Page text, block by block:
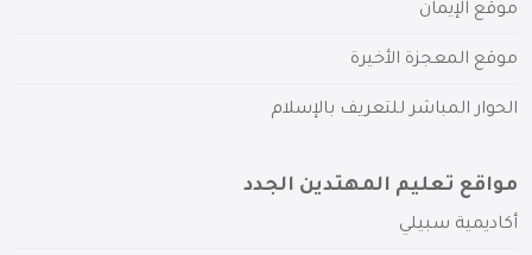
موقع الإيمان
موقع المعجزة الأخيرة
الحوار المباشر للتعريف بالإسلام
مواقع تعليم المهتدين الجدد
أكاديمية سبيلي